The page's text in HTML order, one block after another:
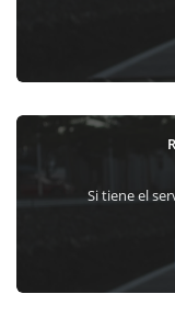
Si tiene el